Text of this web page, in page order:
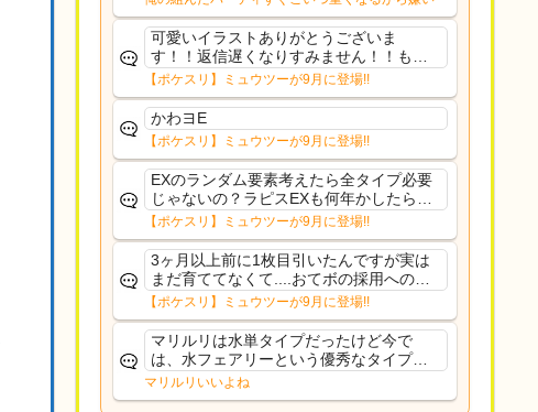
可愛いイラストありがとうございま
す！！返信遅くなりすみません！！もう
少ししたら通常再開できます！
【ポケスリ】ミュウツーが9月に登場!!
かわヨE
【ポケスリ】ミュウツーが9月に登場!!
EXのランダム要素考えたら全タイプ必要
じゃないの？ラピスEXも何年かしたら来
るだろうし後から厳選したい育てたいっ
て思ってもどうにもならないのがこのゲ
ームだしな
【ポケスリ】ミュウツーが9月に登場!!
3ヶ月以上前に1枚目引いたんですが実は
まだ育ててなくて....おてボの採用への影
響は勉強になります。ありがとうござい
ますオイルはだいぶ強めのABBレントラ
ーいて芋の方が不安なんで1枚目にしよう
かなと思...
【ポケスリ】ミュウツーが9月に登場!!
マリルリは水単タイプだったけど今で
は、水フェアリーという優秀なタイプだ
な、後特性力持ちって見た目と全然違う
な
マリルリいいよね